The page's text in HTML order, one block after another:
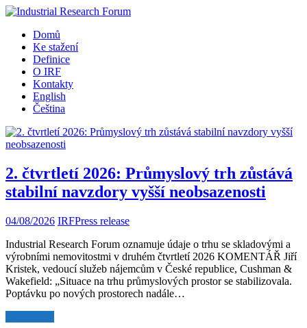
Domů
Ke stažení
Definice
O IRF
Kontakty
English
Čeština
2. čtvrtletí 2026: Průmyslový trh zůstává
stabilní navzdory vyšší neobsazenosti
04/08/2026 IRFPress release
Industrial Research Forum oznamuje údaje o trhu se skladovými a
výrobními nemovitostmi v druhém čtvrtletí 2026 KOMENTÁŘ Jiří
Kristek, vedoucí služeb nájemcům v České republice, Cushman &
Wakefield: „Situace na trhu průmyslových prostor se stabilizovala.
Poptávku po nových prostorech nadále…